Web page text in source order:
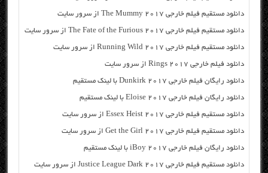
دانلود مستقیم فیلم خارجی The Mummy 2017 از سرور سایت
دانلود مستقیم فیلم خارجی The Fate of the Furious 2017 از سرور سایت
دانلود مستقیم فیلم خارجی Running Wild 2017 از سرور سایت
دانلود فیلم خارجی Rings 2017 از سرور سایت
دانلود رایگان فیلم خارجی Dunkirk 2017 با لینک مستقیم
دانلود رایگان فیلم خارجی Eloise 2017 با لینک مستقیم
دانلود مستقیم فیلم خارجی Essex Heist 2017 از سرور سایت
دانلود مستقیم فیلم خارجی Get the Girl 2017 از سرور سایت
دانلود رایگان فیلم خارجی iBoy 2017 با لینک مستقیم
دانلود مستقیم فیلم خارجی Justice League Dark 2017 از سرور سایت